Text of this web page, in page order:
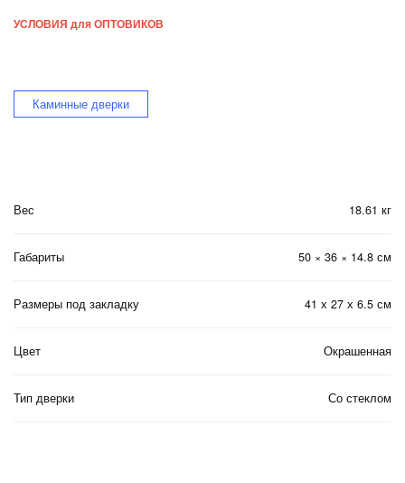
УСЛОВИЯ для ОПТОВИКОВ
Каминные дверки
Вес 18.61 кг
Габариты 50 × 36 × 14.8 см
Размеры под закладку 41 х 27 х 6.5 см
Цвет Окрашенная
Тип дверки Со стеклом